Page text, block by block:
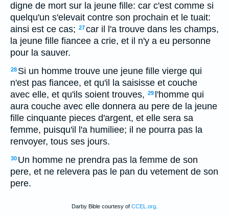
digne de mort sur la jeune fille: car c'est comme si
quelqu'un s'elevait contre son prochain et le tuait:
ainsi est ce cas; 27car il l'a trouve dans les champs,
la jeune fille fiancee a crie, et il n'y a eu personne
pour la sauver.
28 Si un homme trouve une jeune fille vierge qui
n'est pas fiancee, et qu'il la saisisse et couche
avec elle, et qu'ils soient trouves, 29 l'homme qui
aura couche avec elle donnera au pere de la jeune
fille cinquante pieces d'argent, et elle sera sa
femme, puisqu'il l'a humiliee; il ne pourra pas la
renvoyer, tous ses jours.
30 Un homme ne prendra pas la femme de son
pere, et ne relevera pas le pan du vetement de son
pere.
Darby Bible courtesy of CCEL.org